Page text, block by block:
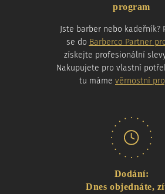
program
Jste barber nebo kadeřník?
se do Barberco Partner
získejte profesionální
Nakupujete pro vlastní
tu máme věrnostní
Dodání:
Dnes objednáte,